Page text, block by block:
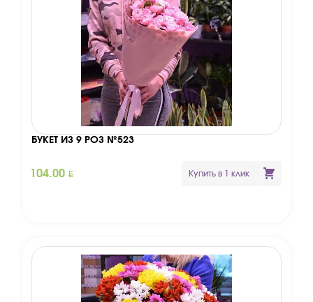
БУКЕТ ИЗ 9 РОЗ №523
104.00 BYN Купить в 1 клик